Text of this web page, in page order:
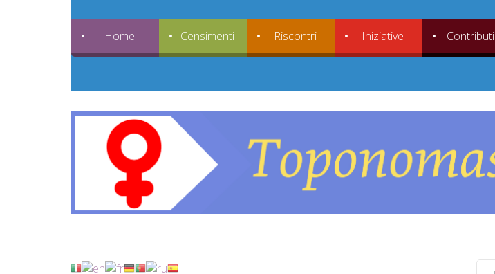
Home Censimenti Riscontri Iniziative Contributi